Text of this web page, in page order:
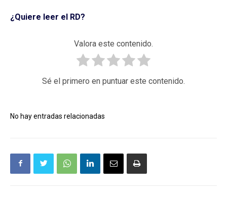
¿Quiere leer el RD?
Valora este contenido.
Sé el primero en puntuar este contenido.
No hay entradas relacionadas